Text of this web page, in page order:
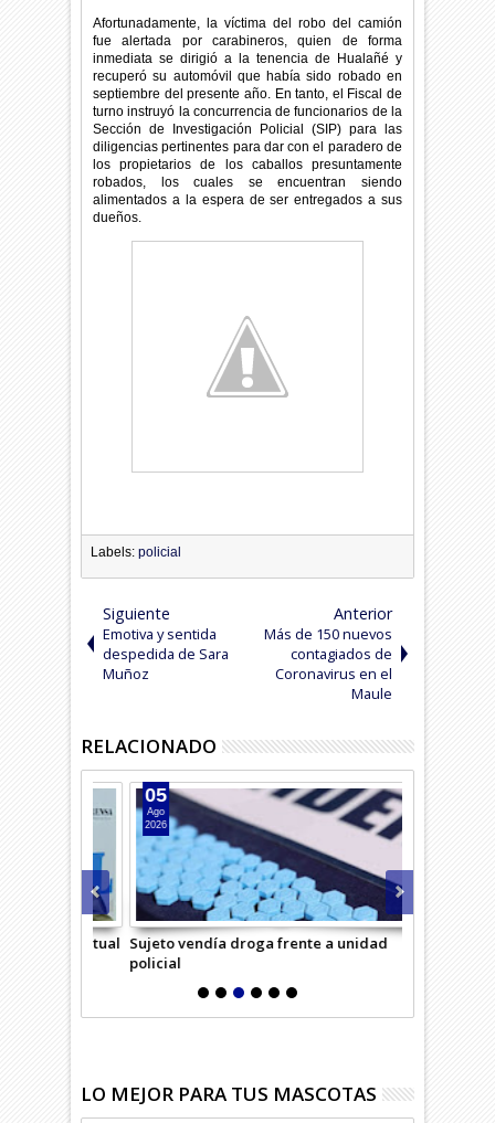
Afortunadamente, la víctima del robo del camión
fue alertada por carabineros, quien de forma
inmediata se dirigió a la tenencia de Hualañé y
recuperó su automóvil que había sido robado en
septiembre del presente año. En tanto, el Fiscal de
turno instruyó la concurrencia de funcionarios de la
Sección de Investigación Policial (SIP) para las
diligencias pertinentes para dar con el paradero de
los propietarios de los caballos presuntamente
robados, los cuales se encuentran siendo
alimentados a la espera de ser entregados a sus
dueños.
Labels:policial
Siguiente
Emotiva y sentida
despedida de Sara
Muñoz
Anterior
Más de 150 nuevos
contagiados de
Coronavirus en el
Maule
RELACIONADO
Sujeto vendía droga frente a unidad
policial
05
LO MEJOR PARA TUS MASCOTAS